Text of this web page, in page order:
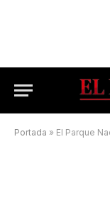
Portada » El Parque